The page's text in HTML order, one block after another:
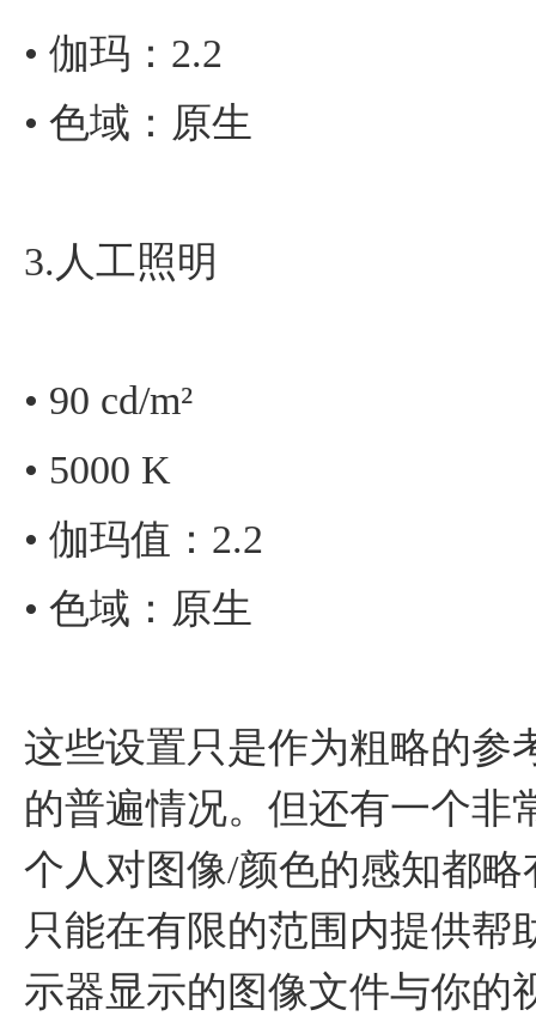
• 伽玛：2.2
• 色域：原生
3.人工照明
• 90 cd/m²
• 5000 K
• 伽玛值：2.2
• 色域：原生
这些设置只是作为粗略的参
的普遍情况。但还有一个非
个人对图像/颜色的感知都
只能在有限的范围内提供帮
示器显示的图像文件与你的